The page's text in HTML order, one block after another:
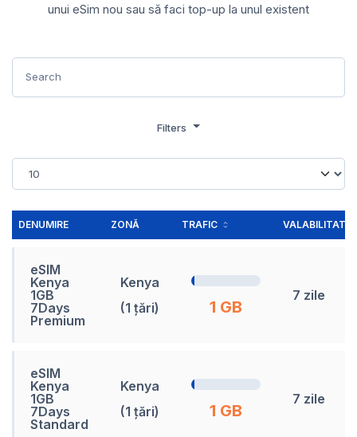
unui eSim nou sau să faci top-up la unul existent
Filters
DENUMIRE ZONĂ TRAFIC VALABILITATE
eSIM
Kenya
1GB
7Days
Premium
Kenya
(1 țări)
1 GB
7 zile
eSIM
Kenya
1GB
7Days
Standard
Kenya
(1 țări)
1 GB
7 zile